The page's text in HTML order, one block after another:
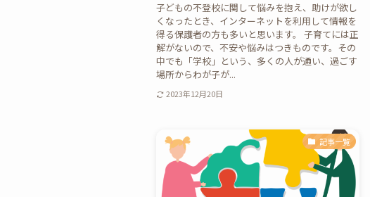
子どもの不登校に関して悩みを抱え、助けが欲し
くなったとき、インターネットを利用して情報を
得る保護者の方も多いと思います。 子育てには正
解がないので、不安や悩みはつきものです。その
中でも「学校」という、多くの人が通い、過ごす
場所からわが子が...
2023年12月20日
記事一覧